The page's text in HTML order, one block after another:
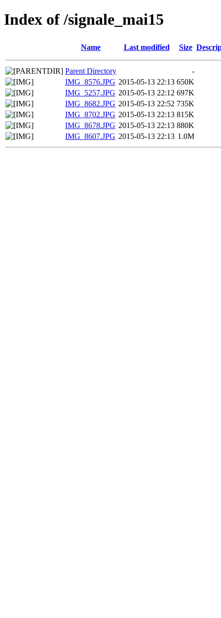
Index of /signale_mai15
Name Last modified Size
Parent Directory
-
IMG_8576.JPG 2015-05-13 22:13 650K
IMG_5257.JPG 2015-05-13 22:12 697K
IMG_8682.JPG 2015-05-13 22:52 735K
IMG_8702.JPG 2015-05-13 22:13 815K
IMG_8678.JPG 2015-05-13 22:13 880K
IMG_8607.JPG 2015-05-13 22:13 1.0M